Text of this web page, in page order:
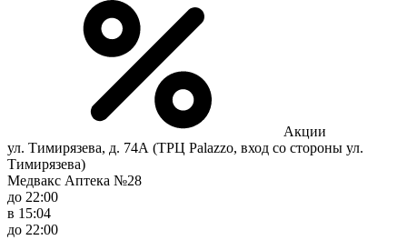
Акции
ул. Тимирязева, д. 74А (ТРЦ Palazzo, вход со стороны ул.
Тимирязева)
Медвакс Аптека №28
до 22:00
в 15:04
до 22:00